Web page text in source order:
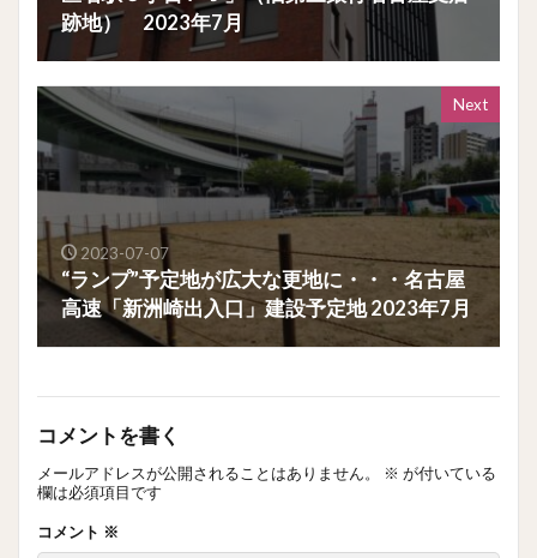
跡地） 2023年7月
Next
2023-07-07
“ランプ”予定地が広大な更地に・・・名古屋
高速「新洲崎出入口」建設予定地 2023年7月
コメントを書く
メールアドレスが公開されることはありません。 ※ が付いている
欄は必須項目です
コメント ※